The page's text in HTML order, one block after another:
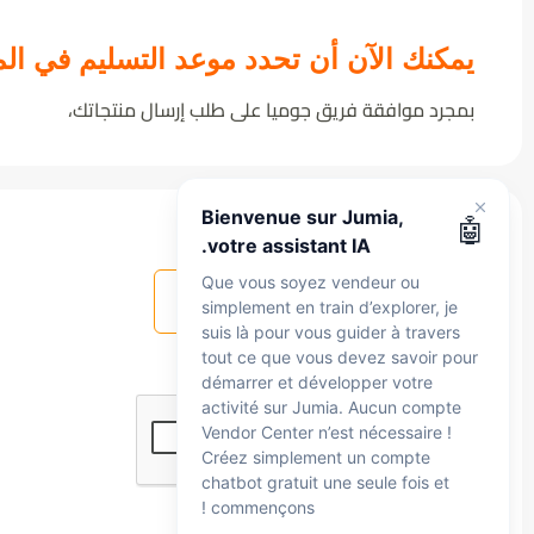
يمكنك الآن أن تحدد موعد التسليم في
بمجرد موافقة فريق جوميا على طلب إرسال منتجاتك،
هل هذا المقال مفيد ؟
نعم لا
🤖
Bienvenue sur Jumia,
votre assistant IA.
Que vous soyez vendeur ou
simplement en train d’explorer, je
suis là pour vous guider à travers
tout ce que vous devez savoir pour
démarrer et développer votre
activité sur Jumia. Aucun compte
Vendor Center n’est nécessaire !
Créez simplement un compte
chatbot gratuit une seule fois et
commençons !
Découvrez
votre assistant intelligent
Jumia
moment, que vous soyez vendeur ou
simplement en exploration. Parlez-moi en
anglais, en français ou en arabe — je peux
vous aider avec :
🛍️
Inscription
Inscription et configuration du compte
Commandes
Commandes et expédition
💰
Paiements
Paiements, commissions et frais
📋
Produits
Mise en ligne des produits